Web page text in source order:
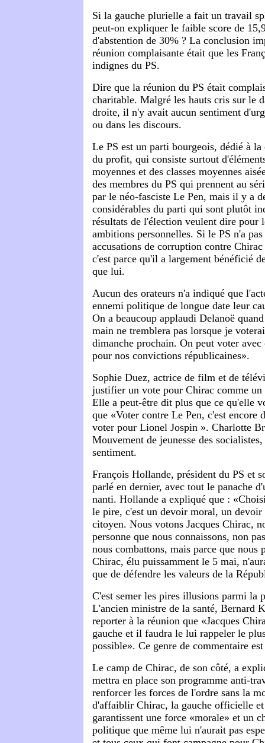
Si la gauche plurielle a fait un travail
peut-on expliquer le faible score de
d'abstention de 30% ? La conclusion
réunion complaisante était que les
indignes du PS.
Dire que la réunion du PS était
charitable. Malgré les hauts cris sur le
droite, il n'y avait aucun sentiment
ou dans les discours.
Le PS est un parti bourgeois, dédié à la
du profit, qui consiste surtout
moyennes et des classes moyennes
des membres du PS qui prennent au
par le néo-fasciste Le Pen, mais il y a
considérables du parti qui sont plutôt
résultats de l'élection veulent dire pour
ambitions personnelles. Si le PS n'a
accusations de corruption contre
c'est parce qu'il a largement bénéficié
que lui.
Aucun des orateurs n'a indiqué que
ennemi politique de longue date leur
On a beaucoup applaudi Delanoë
main ne tremblera pas lorsque je
dimanche prochain. On peut voter
pour nos convictions républicaines».
Sophie Duez, actrice de film et de
justifier un vote pour Chirac comme un
Elle a peut-être dit plus que ce qu'elle
que «Voter contre Le Pen, c'est encore
voter pour Lionel Jospin ». Charlotte
Mouvement de jeunesse des
sentiment.
François Hollande, président du PS et
parlé en dernier, avec tout le panache
nanti. Hollande a expliqué que :
le pire, c'est un devoir moral, un
citoyen. Nous votons Jacques Chirac,
personne que nous connaissons, non
nous combattons, mais parce que nous
Chirac, élu puissamment le 5 mai,
que de défendre les valeurs de la
C'est semer les pires illusions parmi la
L'ancien ministre de la santé, Bernard
reporter à la réunion que «Jacques
gauche et il faudra le lui rappeler le
possible». Ce genre de commentaire
Le camp de Chirac, de son côté, a
mettra en place son programme anti-
renforcer les forces de l'ordre sans la
d'affaiblir Chirac, la gauche officielle
garantissent une force «morale» et un
politique que même lui n'aurait pas